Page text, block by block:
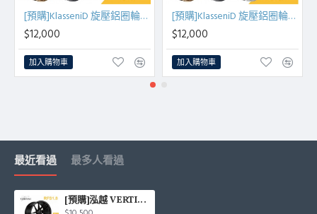
[預購]KlasseniD 旋壓鋁圈輪框 F53R 19吋 5孔108/8.5J/ET40/ET43(黑/銅/灰)
$12,000
加入購物車
[預購]KlasseniD 旋壓鋁圈輪框 F53R 19吋 5孔112/8.5J/ET25/ET32/ET43(黑/古銅/灰/銀)
$12,000
加入購物車
最近看過 最多人看過
[預購]泓越 VERTINI旋鍛鋁圈輪框 RFS1.8 19吋 5孔114.3/8.5J/ET35(黑/銅)